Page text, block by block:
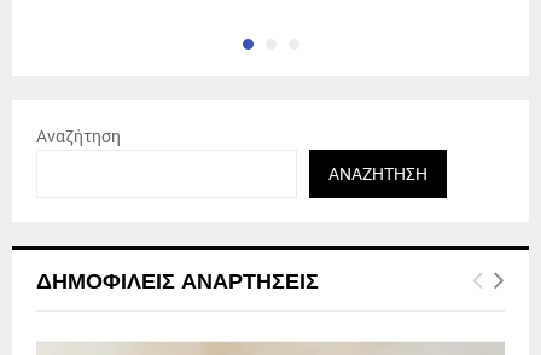
Αναζήτηση
ΑΝΑΖΉΤΗΣΗ
ΔΗΜΟΦΙΛΕΊΣ ΑΝΑΡΤΉΣΕΙΣ